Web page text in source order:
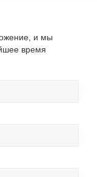
и мы
время